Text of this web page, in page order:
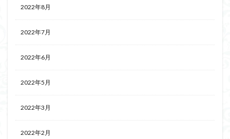
2022年8月
2022年7月
2022年6月
2022年5月
2022年3月
2022年2月